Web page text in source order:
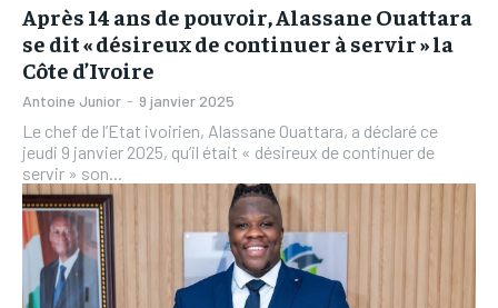
Après 14 ans de pouvoir, Alassane Ouattara
se dit « désireux de continuer à servir » la
Côte d’Ivoire
Antoine Junior - 9 janvier 2025
Le chef de l’Etat ivoirien, Alassane Ouattara, a déclaré ce
jeudi 9 janvier 2025, qu’il était « désireux de continuer de
servir » son...